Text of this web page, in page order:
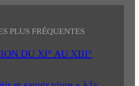
PLUS FRÉQUENTES
DU XI° AU XIII°